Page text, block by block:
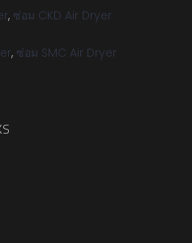
, ซ่อม CKD Air Dryer
, ซ่อม SMC Air Dryer